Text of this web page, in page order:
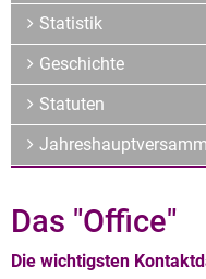
Statistik
Geschichte
Statuten
Das "Office"
Die wichtigsten